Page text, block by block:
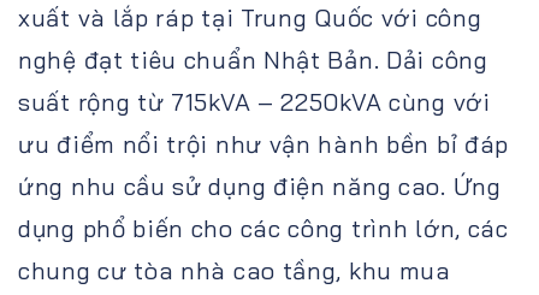
xuất và lắp ráp tại Trung Quốc với công
nghệ đạt tiêu chuẩn Nhật Bản. Dải công
suất rộng từ 715kVA – 2250kVA cùng với
ưu điểm nổi trội như vận hành bền bỉ đáp
ứng nhu cầu sử dụng điện năng cao. Ứng
dụng phổ biến cho các công trình lớn, các
chung cư tòa nhà cao tầng, khu mua